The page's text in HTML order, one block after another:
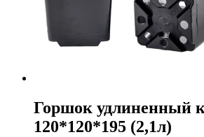
Горшок удлиненный
120*120*195 (2,1л)